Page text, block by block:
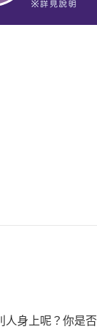
身上呢？你是